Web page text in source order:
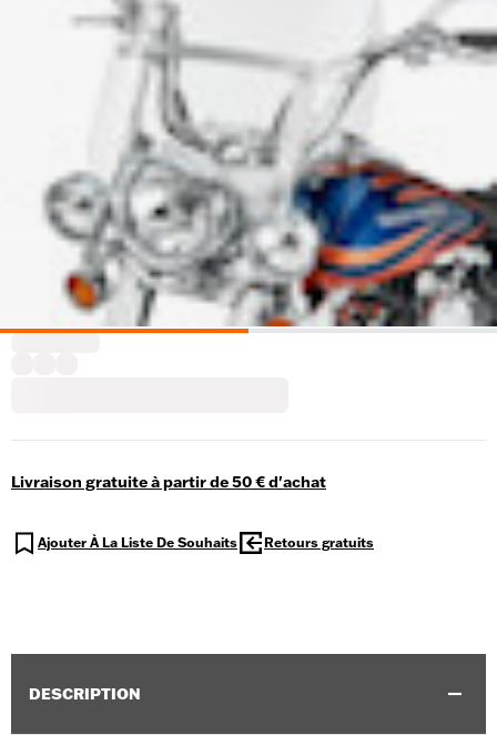
Livraison gratuite à partir de 50 € d'achat
Ajouter À La Liste De Souhaits Retours gratuits
DESCRIPTION